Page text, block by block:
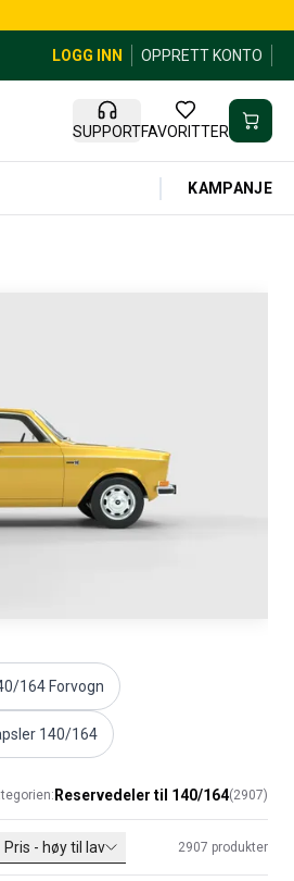
LOGG INN OPPRETT KONTO
SUPPORTFAVORITTER
KAMPANJE
164 Forvogn
140/164
Reservedeler til 140/164(2907)
Pris - høy til lav 2907 produkter